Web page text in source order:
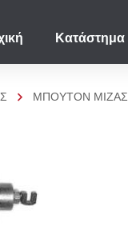
Κατάστημα
ΜΠΟΥΤΟΝ ΜΙΖΑΣ